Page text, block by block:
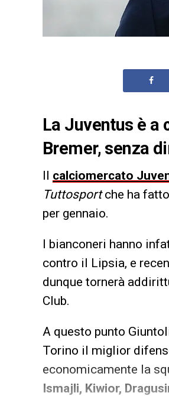
La Juventus è a
Bremer, senza
Il calciomercato
Tuttosportche ha
per gennaio.
I bianconeri hanno
contro il Lipsia, e
dunque tornerà
Club.
A questo punto
Torino il miglior
economicamente la
Ismajli, Kiwior,